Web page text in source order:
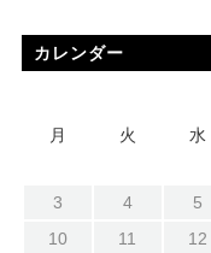
カレンダー
月
火 水
3
4 5
10
11 12